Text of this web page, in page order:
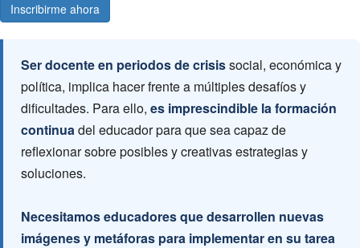
Inscribirme ahora
Ser docente en periodos de crisissocial, económica y
política, implica hacer frente a múltiples desafíos y
dificultades. Para ello, es imprescindible la formación
continuadel educador para que sea capaz de
reflexionar sobre posibles y creativas estrategias y
soluciones.
Necesitamos educadores que desarrollen nuevas
imágenes y metáforas para implementar en su tarea